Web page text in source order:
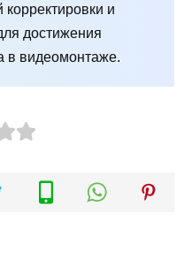
и
достижения
в видеомонтаже.